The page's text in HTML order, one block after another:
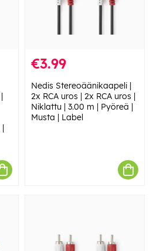
€3.99
Nedis Stereoäänikaapeli |
2x RCA uros | 2x RCA uros |
Niklattu | 3.00 m | Pyöreä |
Musta | Label